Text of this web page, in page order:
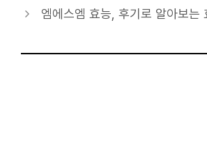
리
엠에스엠 효능, 후기로 알아보는